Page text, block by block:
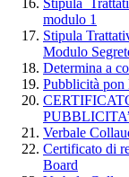
modulo 1
Stipula
Modulo
Determina a
Pubblicità
Verbale
Certificato di
Board